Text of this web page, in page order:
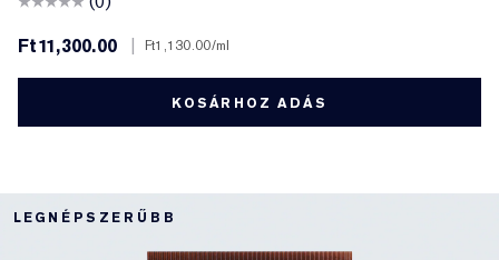
Ft11,300.00
Ft1,130.00/ml
KOSÁRHOZ ADÁS
LEGNÉPSZERŰBB